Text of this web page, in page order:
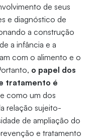
de seus
e diagnóstico de
a construção
a infância e a
com o alimento e o
o papel dos
tratamento é
como um dos
relação sujeito-
de ampliação do
e tratamento